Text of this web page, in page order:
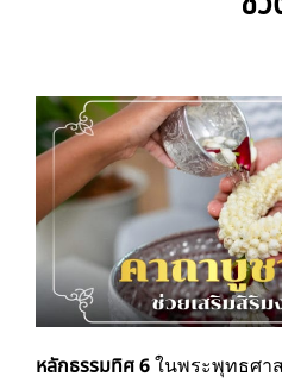
หลักธรรมทิศ 6ในพระพุทธศา